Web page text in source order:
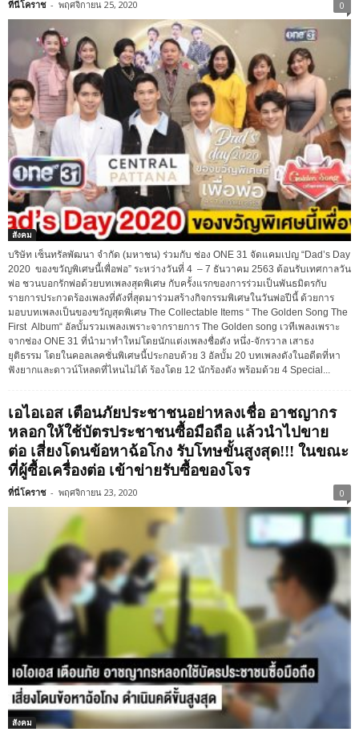
ที่นี่โคราช - พฤศจิกายน 25, 2020 0
สังคม
บริษัท เซ็นทรัลพัฒนา จำกัด (มหาชน) ร่วมกับ ช่อง ONE 31 จัดแคมเปญ “Dad’s Day
2020 ของขวัญพิเศษนี้เพื่อพ่อ” ระหว่างวันที่ 4 – 7 ธันวาคม 2563 ต้อนรับเทศกาลวัน
พ่อ ชวนบอกรักพ่อด้วยบทเพลงสุดพิเศษ กับครั้งแรกของการร่วมเป็นพันธมิตรกับ
รายการประกวดร้องเพลงที่ดังที่สุดมาร่วมสร้างกิจกรรมพิเศษในวันพ่อปีนี้ ด้วยการ
มอบบทเพลงเป็นของขวัญสุดพิเศษ The Collectable Items “ The Golden Song The
First Album“ อัลบั้มรวมเพลงเพราะจากรายการ The Golden song เวทีเพลงเพราะ
จากช่อง ONE 31 ที่นำมาทำใหม่โดยนักแต่งเพลงชื่อดัง หนึ่ง-จักรวาล เสาธง
ยุติธรรม โดยในคอลเลคชั่นพิเศษนี้ประกอบด้วย 3 อัลบั้ม 20 บทเพลงดังในอดีตที่หา
ฟังยากและดาวน์โหลดที่ไหนไม่ได้ ร้องโดย 12 นักร้องดัง พร้อมด้วย 4 Special...
เอไอเอส เตือนภัยประชาชนอย่าหลงเชื่อ อาชญากร
หลอกให้ใช้บัตรประชาชนซื้อมือถือ แล้วนำไปขาย
ต่อ เสี่ยงโดนข้อหาฉ้อโกง รับโทษขั้นสูงสุด!!! ในขณะ
ที่ผู้ซื้อเครื่องต่อ เข้าข่ายรับซื้อของโจร
ที่นี่โคราช - พฤศจิกายน 23, 2020 0
สังคม